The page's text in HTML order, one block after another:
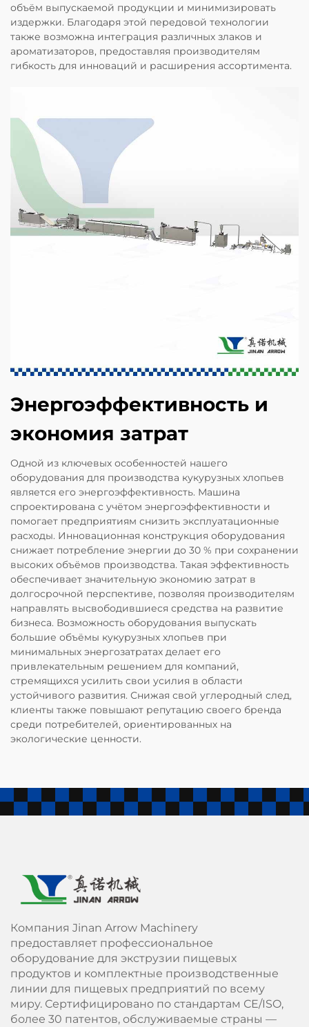
объём выпускаемой продукции и минимизировать
издержки. Благодаря этой передовой технологии
также возможна интеграция различных злаков и
ароматизаторов, предоставляя производителям
гибкость для инноваций и расширения ассортимента.
Энергоэффективность и
экономия затрат
Одной из ключевых особенностей нашего
оборудования для производства кукурузных хлопьев
является его энергоэффективность. Машина
спроектирована с учётом энергоэффективности и
помогает предприятиям снизить эксплуатационные
расходы. Инновационная конструкция оборудования
снижает потребление энергии до 30 % при сохранении
высоких объёмов производства. Такая эффективность
обеспечивает значительную экономию затрат в
долгосрочной перспективе, позволяя производителям
направлять высвободившиеся средства на развитие
бизнеса. Возможность оборудования выпускать
большие объёмы кукурузных хлопьев при
минимальных энергозатратах делает его
привлекательным решением для компаний,
стремящихся усилить свои усилия в области
устойчивого развития. Снижая свой углеродный след,
клиенты также повышают репутацию своего бренда
среди потребителей, ориентированных на
экологические ценности.
Компания Jinan Arrow Machinery
предоставляет профессиональное
оборудование для экструзии пищевых
продуктов и комплектные производственные
линии для пищевых предприятий по всему
миру. Сертифицировано по стандартам СЕ/ISO,
более 30 патентов, обслуживаемые страны —